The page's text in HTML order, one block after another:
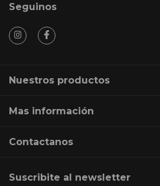
Seguinos
Nuestros productos
Mas información
Contactanos
Suscribite al newsletter